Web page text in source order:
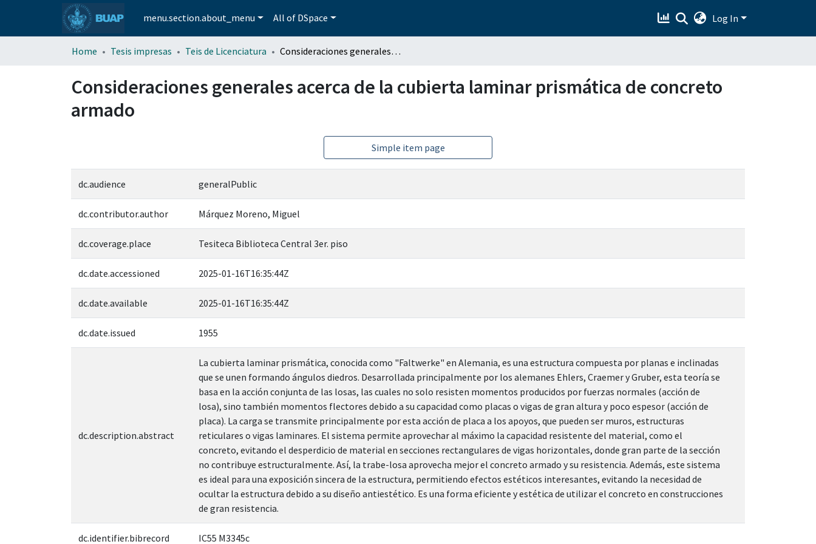
menu.section.about_menu All of DSpace Log In
Home Tesis impresas Teis de Licenciatura Consideraciones generales acerca de la cubierta laminar prismática de concreto armado
Consideraciones generales acerca de la cubierta laminar prismática de concreto
armado
Simple item page
dc.audience generalPublic
dc.contributor.author Márquez Moreno, Miguel
dc.coverage.place Tesiteca Biblioteca Central 3er. piso
dc.date.accessioned 2025-01-16T16:35:44Z
dc.date.available 2025-01-16T16:35:44Z
dc.date.issued 1955
dc.description.abstract
La cubierta laminar prismática, conocida como "Faltwerke" en Alemania, es una estructura compuesta por planas e inclinadas
que se unen formando ángulos diedros. Desarrollada principalmente por los alemanes Ehlers, Craemer y Gruber, esta teoría se
basa en la acción conjunta de las losas, las cuales no solo resisten momentos producidos por fuerzas normales (acción de
losa), sino también momentos flectores debido a su capacidad como placas o vigas de gran altura y poco espesor (acción de
placa). La carga se transmite principalmente por esta acción de placa a los apoyos, que pueden ser muros, estructuras
reticulares o vigas laminares. El sistema permite aprovechar al máximo la capacidad resistente del material, como el
concreto, evitando el desperdicio de material en secciones rectangulares de vigas horizontales, donde gran parte de la sección
no contribuye estructuralmente. Así, la trabe-losa aprovecha mejor el concreto armado y su resistencia. Además, este sistema
es ideal para una exposición sincera de la estructura, permitiendo efectos estéticos interesantes, evitando la necesidad de
ocultar la estructura debido a su diseño antiestético. Es una forma eficiente y estética de utilizar el concreto en construcciones
de gran resistencia.
dc.identifier.bibrecord IC55 M3345c